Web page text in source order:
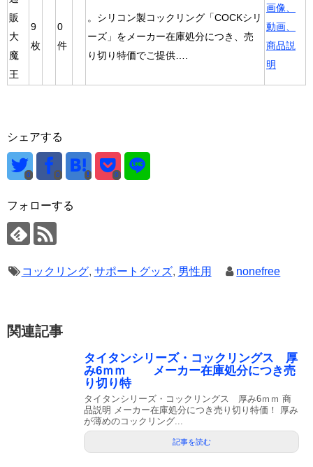
販
大
魔
王
9
枚
0
件
。シリコン製コックリング「COCKシリ
ーズ」をメーカー在庫処分につき、売
り切り特価でご提供….
画像、
動画、
商品説
明
シェアする
0 0 0
フォローする
コックリング, サポートグッズ, 男性用 nonefree
関連記事
タイタンシリーズ・コックリングス 厚
み6ｍｍ メーカー在庫処分につき売
り切り特
タイタンシリーズ・コックリングス 厚み6ｍｍ 商
品説明 メーカー在庫処分につき売り切り特価！ 厚み
が薄めのコックリング...
記事を読む